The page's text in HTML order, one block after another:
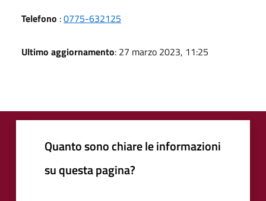
Telefono :0775-632125
Ultimo aggiornamento: 27 marzo 2023, 11:25
Quanto sono chiare le informazioni
su questa pagina?